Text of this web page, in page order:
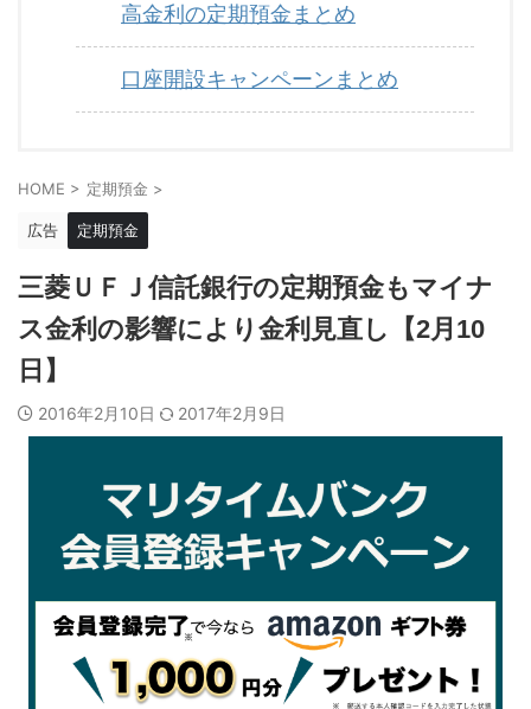
高金利の定期預金まとめ
口座開設キャンペーンまとめ
HOME > 定期預金 >
広告 定期預金
三菱ＵＦＪ信託銀行の定期預金もマイナ
ス金利の影響により金利見直し【2月10
日】
2016年2月10日 2017年2月9日